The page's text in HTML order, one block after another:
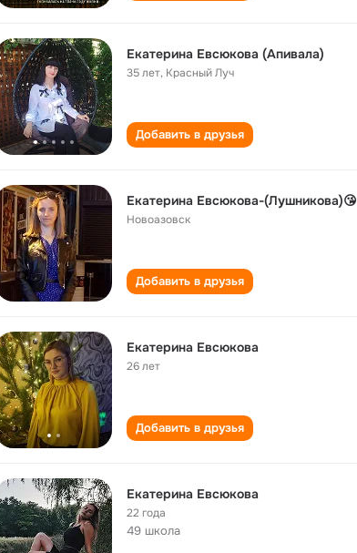
Екатерина Евсюкова (Апивала)
35 лет, Красный Луч
Добавить в друзья
Екатерина Евсюкова-(Лушникова)😘
Новоазовск
Добавить в друзья
Екатерина Евсюкова
26 лет
Добавить в друзья
Екатерина Евсюкова
22 года
49 школа